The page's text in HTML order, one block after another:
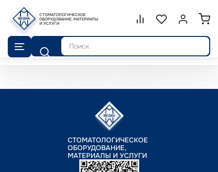
СТОМАТОЛОГИЧЕСКОЕ
ОБОРУДОВАНИЕ, МАТЕРИАЛЫ
И УСЛУГИ
Сравнение.
СписокВойти или
Поиск
СТОМАТОЛОГИЧЕСКОЕ
ОБОРУДОВАНИЕ,
МАТЕРИАЛЫ И УСЛУГИ